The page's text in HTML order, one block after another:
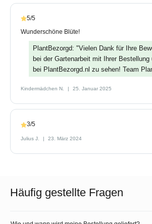
5/5
Wunderschöne Blüte!
PlantBezorgd: "Vielen Dank für Ihre
bei der Gartenarbeit mit Ihrer
bei PlantBezorgd.nl zu sehen! Team
Kindermädchen N. 25. Januar 2025
3/5
Julius J. 23. März 2024
Häufig gestellte Fragen